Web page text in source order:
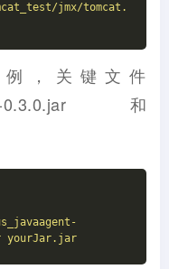
jmx/tomcat.
，关键文件
0.3.0.jar和
yourJar.jar